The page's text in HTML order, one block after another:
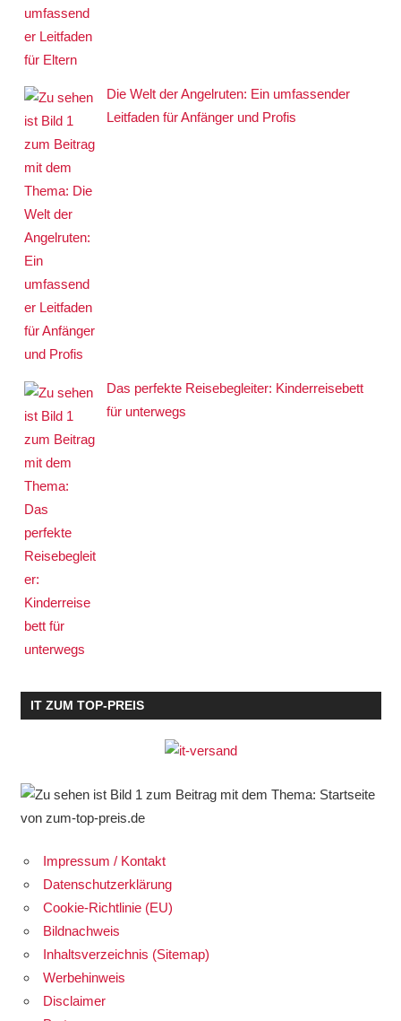
Die Welt der Angelruten: Ein umfassender
Leitfaden für Anfänger und Profis
Das perfekte Reisebegleiter: Kinderreisebett
für unterwegs
IT ZUM TOP-PREIS
Impressum / Kontakt
Datenschutzerklärung
Cookie-Richtlinie (EU)
Bildnachweis
Inhaltsverzeichnis (Sitemap)
Werbehinweis
Disclaimer